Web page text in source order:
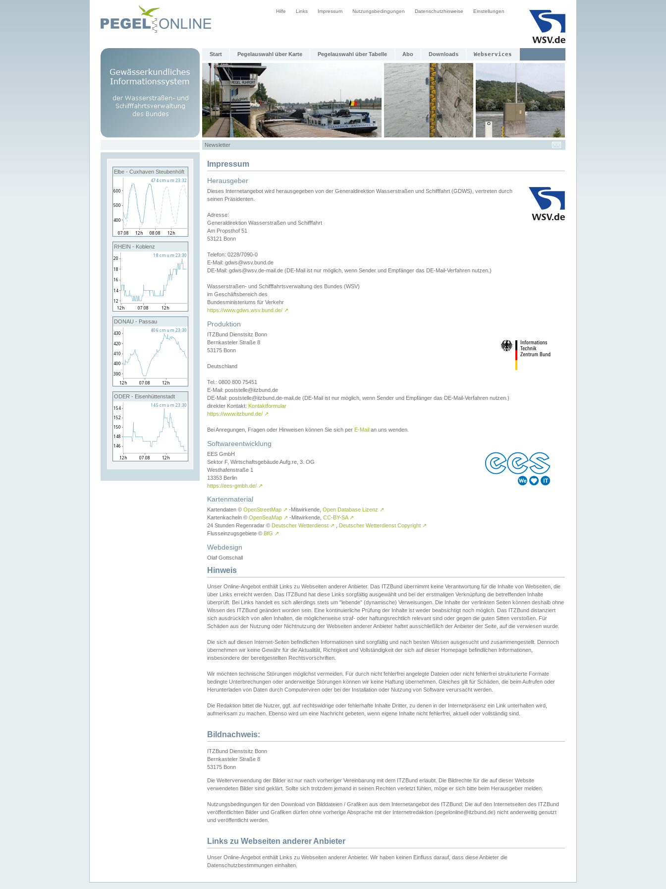
Hilfe Links Impressum Nutzungsbedingungen Datenschutzhinweise Einstellungen
Start Pegelauswahl über Karte Pegelauswahl über Tabelle Abo Downloads Webservices
Newsletter
Elbe - Cuxhaven Steubenhöft
RHEIN - Koblenz
DONAU - Passau
ODER - Eisenhüttenstadt
Impressum
Herausgeber
Dieses Internetangebot wird herausgegeben von der Generaldirektion Wasserstraßen und Schifffahrt (GDWS), vertreten durch
seinen Präsidenten.
Adresse:
Generaldirektion Wasserstraßen und Schifffahrt
Am Propsthof 51
53121 Bonn
Telefon: 0228/7090-0
E-Mail: gdws@wsv.bund.de
DE-Mail: gdws@wsv.de-mail.de (DE-Mail ist nur möglich, wenn Sender und Empfänger das DE-Mail-Verfahren nutzen.)
Wasserstraßen- und Schifffahrtsverwaltung des Bundes (WSV)
im Geschäftsbereich des
Bundesministeriums für Verkehr
https://www.gdws.wsv.bund.de/ ↗
Produktion
ITZBund Dienstsitz Bonn
Bernkasteler Straße 8
53175 Bonn
Deutschland
Tel.: 0800 800 75451
E-Mail: poststelle@itzbund.de
DE-Mail: poststelle@itzbund.de-mail.de (DE-Mail ist nur möglich, wenn Sender und Empfänger das DE-Mail-Verfahren nutzen.)
direkter Kontakt: Kontaktformular
https://www.itzbund.de/ ↗
Bei Anregungen, Fragen oder Hinweisen können Sie sich per E-Mail an uns wenden.
Softwareentwicklung
EES GmbH
Sektor F, Wirtschaftsgebäude Aufg.re, 3. OG
Westhafenstraße 1
13353 Berlin
https://ees-gmbh.de/ ↗
Kartenmaterial
Kartendaten © OpenStreetMap ↗ -Mitwirkende, Open Database Lizenz ↗
Kartenkacheln © OpenSeaMap ↗ -Mitwirkende, CC-BY-SA ↗
24 Stunden Regenradar © Deutscher Wetterdienst ↗ Deutscher Wetterdienst Copyright ↗
Flusseinzugsgebiete © BfG ↗
Webdesign
Olaf Gottschall
Hinweis
Unser Online-Angebot enthält Links zu Webseiten anderer Anbieter. Das ITZBund übernimmt keine Verantwortung für die Inhalte von Webseiten, die
über Links erreicht werden. Das ITZBund hat diese Links sorgfältig ausgewählt und bei der erstmaligen Verknüpfung die betreffenden Inhalte
überprüft. Bei Links handelt es sich allerdings stets um "lebende" (dynamische) Verweisungen. Die Inhalte der verlinkten Seiten können deshalb ohne
Wissen des ITZBund geändert worden sein. Eine kontinuierliche Prüfung der Inhalte ist weder beabsichtigt noch möglich. Das ITZBund distanziert
sich ausdrücklich von allen Inhalten, die möglicherweise straf- oder haftungsrechtlich relevant sind oder gegen die guten Sitten verstoßen. Für
Schäden aus der Nutzung oder Nichtnutzung der Webseiten anderer Anbieter haftet ausschließlich der Anbieter der Seite, auf die verwiesen wurde.
Die sich auf diesen Internet-Seiten befindlichen Informationen sind sorgfältig und nach besten Wissen ausgesucht und zusammengestellt. Dennoch
übernehmen wir keine Gewähr für die Aktualität, Richtigkeit und Vollständigkeit der sich auf dieser Homepage befindlichen Informationen,
insbesondere der bereitgestellten Rechtsvorschriften.
Wir möchten technische Störungen möglichst vermeiden. Für durch nicht fehlerfrei angelegte Dateien oder nicht fehlerfrei strukturierte Formate
bedingte Unterbrechungen oder anderweitige Störungen können wir keine Haftung übernehmen. Gleiches gilt für Schäden, die beim Aufrufen oder
Herunterladen von Daten durch Computerviren oder bei der Installation oder Nutzung von Software verursacht werden.
Die Redaktion bittet die Nutzer, ggf. auf rechtswidrige oder fehlerhafte Inhalte Dritter, zu denen in der Internetpräsenz ein Link unterhalten wird,
aufmerksam zu machen. Ebenso wird um eine Nachricht gebeten, wenn eigene Inhalte nicht fehlerfrei, aktuell oder vollständig sind.
Bildnachweis:
ITZBund Dienstsitz Bonn
Bernkasteler Straße 8
53175 Bonn
Die Weiterverwendung der Bilder ist nur nach vorheriger Vereinbarung mit dem ITZBund erlaubt. Die Bildrechte für die auf dieser Website
verwendeten Bilder sind geklärt. Sollte sich trotzdem jemand in seinen Rechten verletzt fühlen, möge er sich bitte beim Herausgeber melden.
Nutzungsbedingungen für den Download von Bilddateien / Grafiken aus dem Internetangebot des ITZBund: Die auf den Internetseiten des ITZBund
veröffentlichten Bilder und Grafiken dürfen ohne vorherige Absprache mit der Internetredaktion (pegelonline@itzbund.de) nicht anderweitig genutzt
und veröffentlicht werden.
Links zu Webseiten anderer Anbieter
Unser Online-Angebot enthält Links zu Webseiten anderer Anbieter. Wir haben keinen Einfluss darauf, dass diese Anbieter die
Datenschutzbestimmungen einhalten.